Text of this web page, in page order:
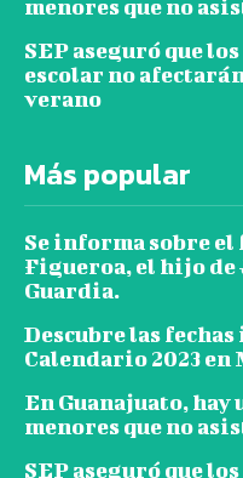
menores que no
SEP aseguró que
escolar no
verano
Más popular
Se informa sobre
Figueroa, el hijo de
Guardia.
Descubre las
Calendario 2023 en
En Guanajuato, hay
menores que no
SEP aseguró que